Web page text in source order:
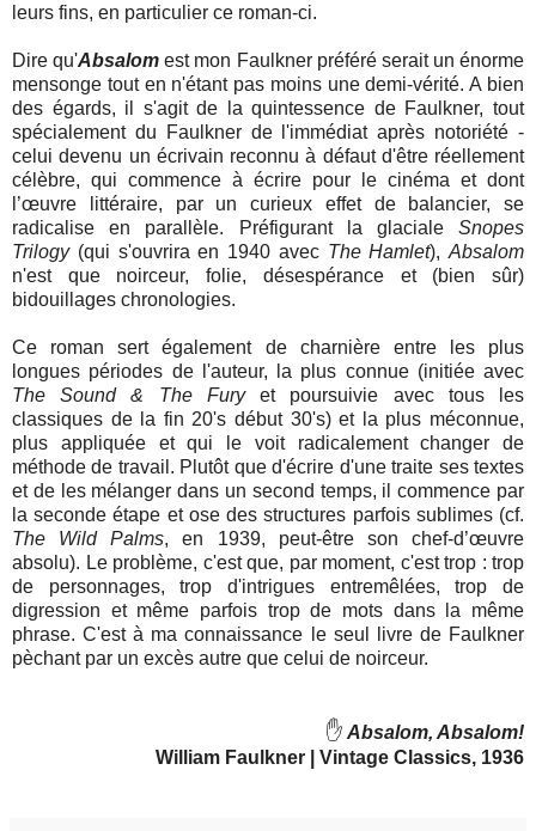
leurs fins, en particulier ce roman-ci.
Dire qu'Absalom est mon Faulkner préféré serait un énorme
mensonge tout en n'étant pas moins une demi-vérité. A bien
des égards, il s'agit de la quintessence de Faulkner, tout
spécialement du Faulkner de l'immédiat après notoriété -
celui devenu un écrivain reconnu à défaut d'être réellement
célèbre, qui commence à écrire pour le cinéma et dont
l’œuvre littéraire, par un curieux effet de balancier, se
radicalise en parallèle. Préfigurant la glaciale Snopes
Trilogy(qui s'ouvrira en 1940 avec The Hamlet), Absalom
n'est que noirceur, folie, désespérance et (bien sûr)
bidouillages chronologies.
Ce roman sert également de charnière entre les plus
longues périodes de l'auteur, la plus connue (initiée avec
The Sound & The Furyet poursuivie avec tous les
classiques de la fin 20's début 30's) et la plus méconnue,
plus appliquée et qui le voit radicalement changer de
méthode de travail. Plutôt que d'écrire d'une traite ses textes
et de les mélanger dans un second temps, il commence par
la seconde étape et ose des structures parfois sublimes (cf.
The Wild Palms, en 1939, peut-être son chef-d’œuvre
absolu). Le problème, c'est que, par moment, c'est trop : trop
de personnages, trop d'intrigues entremêlées, trop de
digression et même parfois trop de mots dans la même
phrase. C'est à ma connaissance le seul livre de Faulkner
pèchant par un excès autre que celui de noirceur.
✋ Absalom, Absalom!
William Faulkner | Vintage Classics, 1936